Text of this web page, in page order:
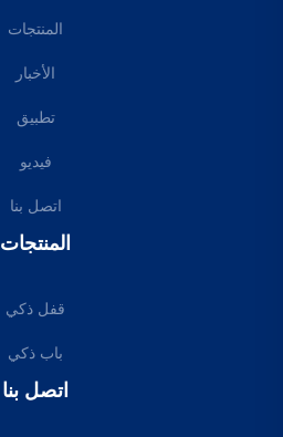
المنتجات
الأخبار
تطبيق
فيديو
اتصل بنا
المنتجات
قفل ذكي
باب ذكي
اتصل بنا